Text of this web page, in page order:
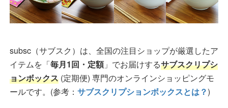
subsc（サブスク）は、全国の注目ショップが厳選したア
イテムを「毎月1回・定額」でお届けするサブスクリプシ
ョンボックス (定期便) 専門のオンラインショッピングモ
ールです。(参考： サブスクリプションボックスとは？)